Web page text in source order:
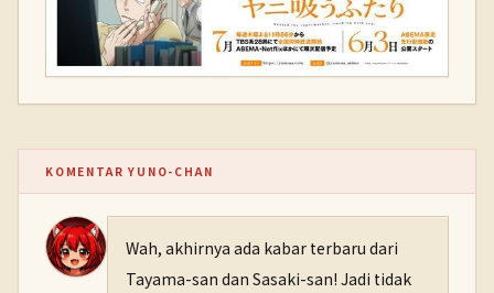
KOMENTAR YUNO-CHAN
Wah, akhirnya ada kabar terbaru dari
Tayama-san dan Sasaki-san! Jadi tidak